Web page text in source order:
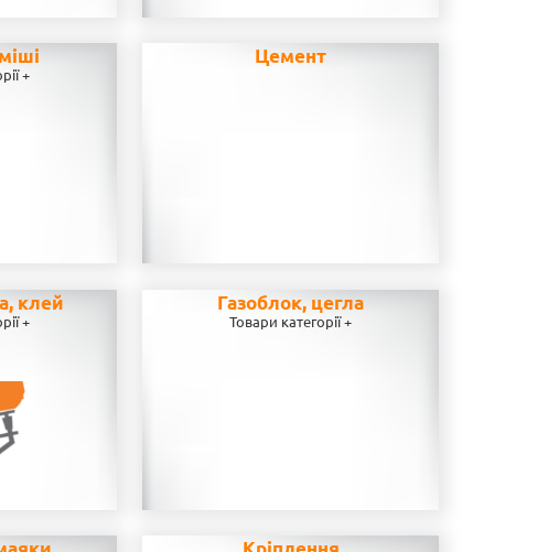
+
Цемент
клей
+
Газоблок, цегла
Товари категорії +